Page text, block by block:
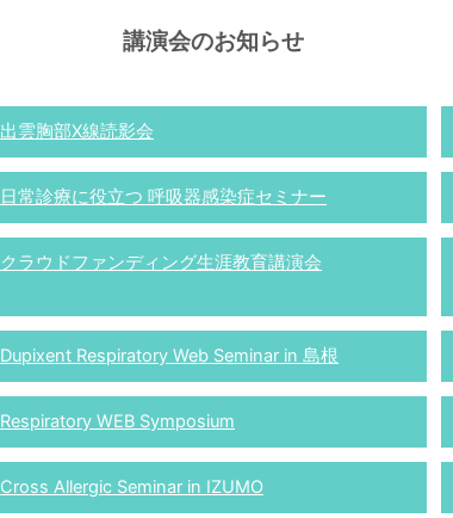
講演会のお知らせ
出雲胸部X線読影会
日常診療に役立つ 呼吸器感染症セミナー
クラウドファンディング生涯教育講演会
Dupixent Respiratory Web Seminar in 島根
Respiratory WEB Symposium
Cross Allergic Seminar in IZUMO